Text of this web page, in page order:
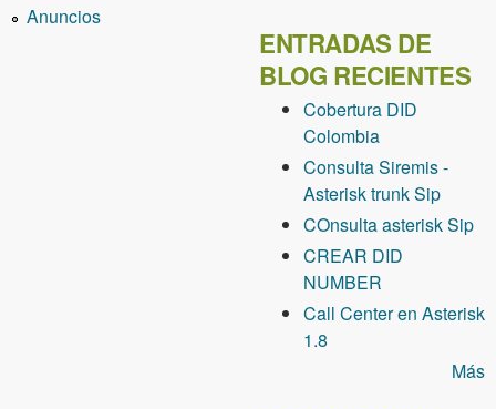
Anuncios
ENTRADAS DE
BLOG RECIENTES
Cobertura DID
Colombia
Consulta Siremis -
Asterisk trunk Sip
COnsulta asterisk Sip
CREAR DID
NUMBER
Call Center en Asterisk
1.8
Más